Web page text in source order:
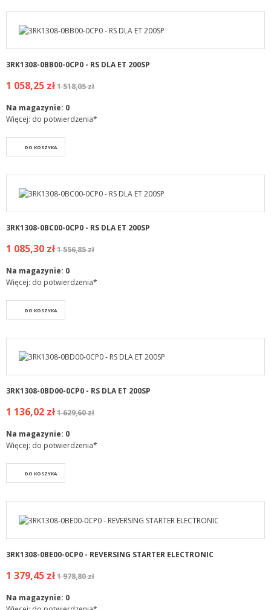
3RK1308-0BB00-0CP0 - RS DLA ET 200SP
1 058,25 zł1 518,05 zł
Na magazynie: 0
Więcej: do potwierdzenia*
DO KOSZYKA
3RK1308-0BC00-0CP0 - RS DLA ET 200SP
1 085,30 zł1 556,85 zł
Na magazynie: 0
Więcej: do potwierdzenia*
DO KOSZYKA
3RK1308-0BD00-0CP0 - RS DLA ET 200SP
1 136,02 zł1 629,60 zł
Na magazynie: 0
Więcej: do potwierdzenia*
DO KOSZYKA
3RK1308-0BE00-0CP0 - REVERSING STARTER ELECTRONIC
1 379,45 zł1 978,80 zł
Na magazynie: 0